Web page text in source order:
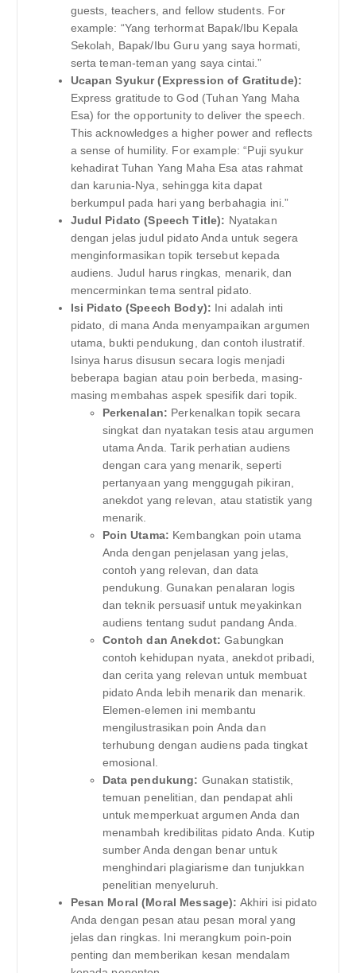
guests, teachers, and fellow students. For
example: “Yang terhormat Bapak/Ibu Kepala
Sekolah, Bapak/Ibu Guru yang saya hormati,
serta teman-teman yang saya cintai.”
Ucapan Syukur (Expression of Gratitude):
Express gratitude to God (Tuhan Yang Maha
Esa) for the opportunity to deliver the speech.
This acknowledges a higher power and reflects
a sense of humility. For example: “Puji syukur
kehadirat Tuhan Yang Maha Esa atas rahmat
dan karunia-Nya, sehingga kita dapat
berkumpul pada hari yang berbahagia ini.”
Judul Pidato (Speech Title): Nyatakan
dengan jelas judul pidato Anda untuk segera
menginformasikan topik tersebut kepada
audiens. Judul harus ringkas, menarik, dan
mencerminkan tema sentral pidato.
Isi Pidato (Speech Body): Ini adalah inti
pidato, di mana Anda menyampaikan argumen
utama, bukti pendukung, dan contoh ilustratif.
Isinya harus disusun secara logis menjadi
beberapa bagian atau poin berbeda, masing-
masing membahas aspek spesifik dari topik.
Perkenalan: Perkenalkan topik secara
singkat dan nyatakan tesis atau argumen
utama Anda. Tarik perhatian audiens
dengan cara yang menarik, seperti
pertanyaan yang menggugah pikiran,
anekdot yang relevan, atau statistik yang
menarik.
Poin Utama: Kembangkan poin utama
Anda dengan penjelasan yang jelas,
contoh yang relevan, dan data
pendukung. Gunakan penalaran logis
dan teknik persuasif untuk meyakinkan
audiens tentang sudut pandang Anda.
Contoh dan Anekdot: Gabungkan
contoh kehidupan nyata, anekdot pribadi,
dan cerita yang relevan untuk membuat
pidato Anda lebih menarik dan menarik.
Elemen-elemen ini membantu
mengilustrasikan poin Anda dan
terhubung dengan audiens pada tingkat
emosional.
Data pendukung: Gunakan statistik,
temuan penelitian, dan pendapat ahli
untuk memperkuat argumen Anda dan
menambah kredibilitas pidato Anda. Kutip
sumber Anda dengan benar untuk
menghindari plagiarisme dan tunjukkan
penelitian menyeluruh.
Pesan Moral (Moral Message): Akhiri isi pidato
Anda dengan pesan atau pesan moral yang
jelas dan ringkas. Ini merangkum poin-poin
penting dan memberikan kesan mendalam